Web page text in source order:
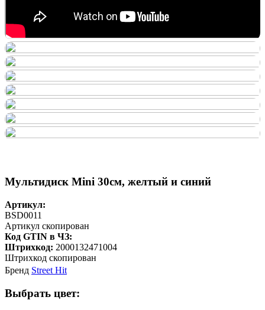
Мультидиск Mini 30см, желтый и синий
Артикул:
BSD0011
Артикул скопирован
Код GTIN в ЧЗ:
Штрихкод: 2000132471004
Штрихкод скопирован
Бренд Street Hit
Выбрать цвет: